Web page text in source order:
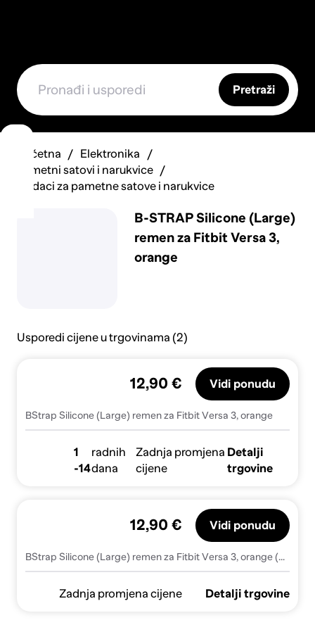
Pretraži
Početna
Elektronika
Pametni satovi i narukvice
Dodaci za pametne satove i narukvice
B-STRAP Silicone (Large)
remen za Fitbit Versa 3,
orange
Usporedi cijene u trgovinama (2)
BStrap Silicone (Large) remen za Fitbit Versa 3, orange
12,90 € Vidi ponudu
1
-14
radnih
dana
Zadnja promjena
cijene
Detalji
trgovine
BStrap Silicone (Large) remen za Fitbit Versa 3, orange (SFI013C04)
12,90 € Vidi ponudu
Zadnja promjena cijene Detalji trgovine